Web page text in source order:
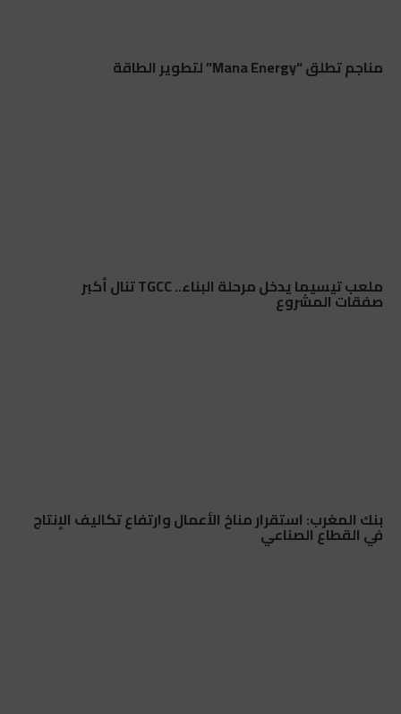
مناجم تطلق “Mana Energy” لتطوير الطاقة
ملعب تيسيما يدخل مرحلة البناء.. TGCC تنال أكبر
صفقات المشروع
بنك المغرب: استقرار مناخ الأعمال وارتفاع تكاليف الإنتاج
في القطاع الصناعي